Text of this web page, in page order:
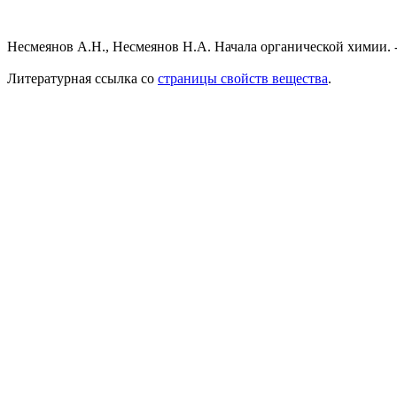
Несмеянов А.Н., Несмеянов Н.А. Начала органической
Литературная ссылка со страницы свойств вещества.